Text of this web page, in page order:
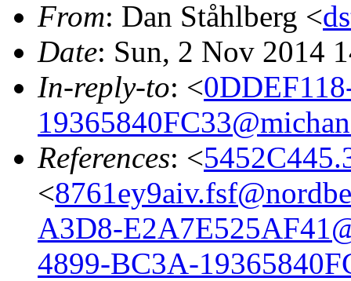
From: Dan Ståhlberg <
Date: Sun, 2 Nov 2014
In-reply-to: <
References: <
<
A3D8-
4899-BC3A-